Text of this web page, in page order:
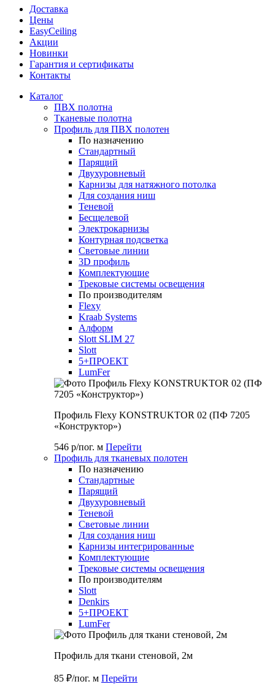
Доставка
Цены
EasyCeiling
Акции
Новинки
Гарантия и сертификаты
Контакты
Каталог
ПВХ полотна
Тканевые полотна
Профиль для ПВХ полотен
По назначению
Стандартный
Парящий
Двухуровневый
Карнизы для натяжного потолка
Для создания ниш
Теневой
Бесщелевой
Электрокарнизы
Контурная подсветка
Световые линии
3D профиль
Комплектующие
Трековые системы освещения
По производителям
Flexy
Kraab Systems
Алформ
Slott SLIM 27
Slott
5+ПРОЕКТ
LumFer
Профиль Flexy KONSTRUKTOR 02 (ПФ 7205
«Конструктор»)
546 р/пог. м Перейти
Профиль для тканевых полотен
По назначению
Стандартные
Парящий
Двухуровневый
Теневой
Световые линии
Для создания ниш
Карнизы интегрированные
Комплектующие
Трековые системы освещения
По производителям
Slott
Denkirs
5+ПРОЕКТ
LumFer
Профиль для ткани стеновой, 2м
85 ₽/пог. м Перейти